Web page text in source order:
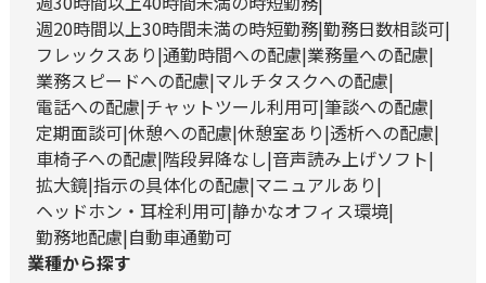
週20時間以上30時間未満の時短勤務 勤務日数相談可
フレックスあり 通勤時間への配慮 業務量への配慮
業務スピードへの配慮 マルチタスクへの配慮
電話への配慮 チャットツール利用可 筆談への配慮
定期面談可 休憩への配慮 休憩室あり 透析への配慮
車椅子への配慮 階段昇降なし 音声読み上げソフト
拡大鏡 指示の具体化の配慮 マニュアルあり
ヘッドホン・耳栓利用可 静かなオフィス環境
勤務地配慮 自動車通勤可
業種から探す